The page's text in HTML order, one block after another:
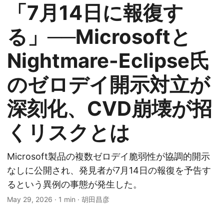
「7月14日に報復す
る」──Microsoftと
Nightmare-Eclipse氏
のゼロデイ開示対立が
深刻化、CVD崩壊が招
くリスクとは
Microsoft製品の複数ゼロデイ脆弱性が協調的開示
なしに公開され、発見者が7月14日の報復を予告す
るという異例の事態が発生した。
May 29, 2026 · 1 min · 胡田昌彦